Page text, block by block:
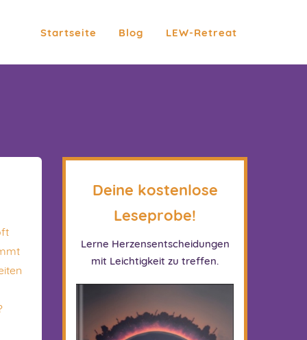
Startseite Blog LEW-Retreat
Deine kostenlose
Leseprobe!
Lerne Herzensentscheidungen
mit Leichtigkeit zu treffen.